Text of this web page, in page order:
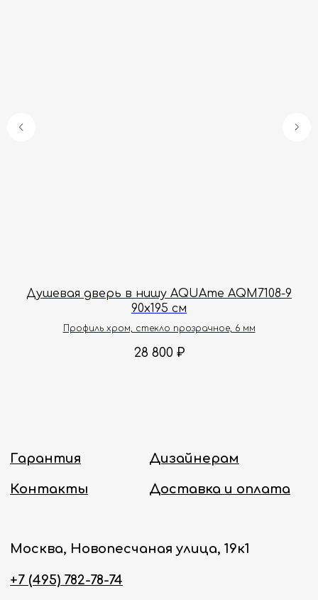
Душевая дверь в нишу AQUAme AQM7108-9
90х195 см
Профиль хром, стекло прозрачное, 6 мм
28 800 ₽
+7 (495) 782-78-74